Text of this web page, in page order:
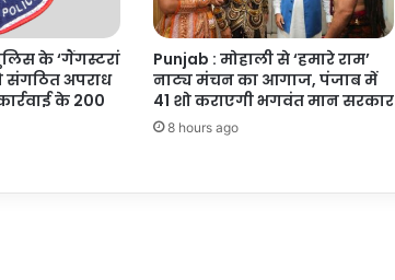
के ‘गैंगस्टरां
संगठित अपराध
के 200
Punjab : मोहाली से ‘हमारे राम’
नाट्य मंचन का आगाज, पंजाब में
41 शो कराएगी भगवंत मान सरकार
8 hours ago